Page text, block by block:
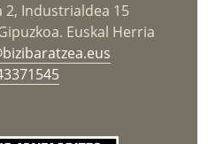
Industrialdea 15
Euskal Herria